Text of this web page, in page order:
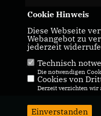
IMPRESSUM
Cookie Hinweis
Diese Webseite
Webangebot zu
jederzeit
Technisch
Die notwendigen
Cookies von
Derzeit verzichten wir
Einverstanden